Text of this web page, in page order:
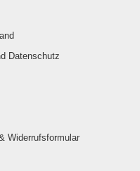
Datenschutz
Widerrufsformular